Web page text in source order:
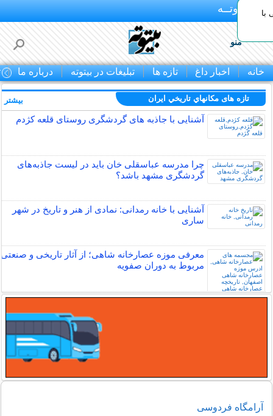
بـیتوتــه
منو
خانه اخبار داغ تازه ها تبلیغات در بیتوته درباره ما
با
تازه های مكانهاي تاريخي ايران
آشنایی با جاذبه های گردشگری روستای قلعه کژدم
چرا مدرسه عباسقلی خان باید در لیست جاذبه‌های
گردشگری مشهد باشد؟
آشنایی با خانه رمدانی: نمادی از هنر و تاریخ در شهر
ساری
معرفی موزه عصارخانه شاهی؛ از آثار تاریخی و صنعتی
مربوط به دوران صفویه
بیشتر
آرامگاه فردوسی